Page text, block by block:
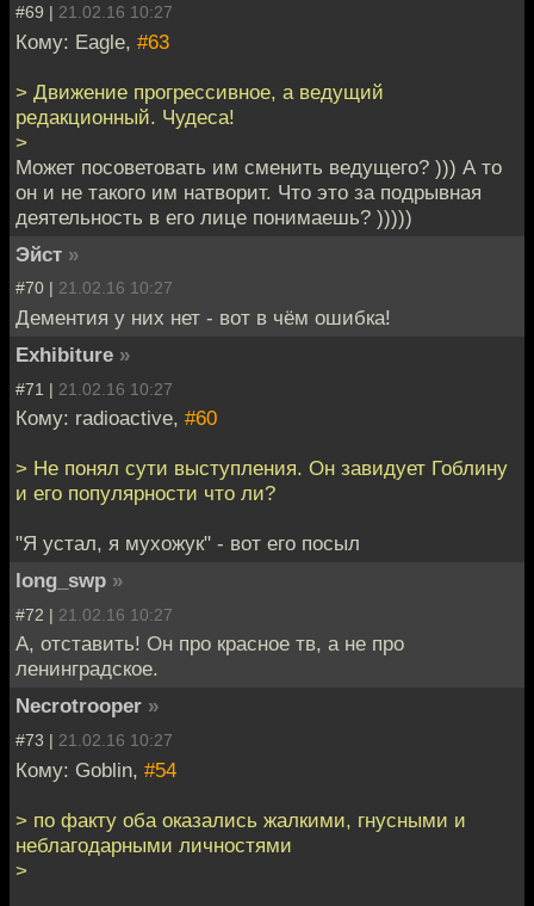
#69 | 21.02.16 10:27
Кому: Eagle, #63
> Движение прогрессивное, а ведущий
редакционный. Чудеса!
>
Может посоветовать им сменить ведущего? ))) А то
он и не такого им натворит. Что это за подрывная
деятельность в его лице понимаешь? )))))
Эйст »
#70 | 21.02.16 10:27
Дементия у них нет - вот в чём ошибка!
Exhibiture »
#71 | 21.02.16 10:27
Кому: radioactive, #60
> Не понял сути выступления. Он завидует Гоблину
и его популярности что ли?
"Я устал, я мухожук" - вот его посыл
long_swp »
#72 | 21.02.16 10:27
А, отставить! Он про красное тв, а не про
ленинградское.
Necrotrooper »
#73 | 21.02.16 10:27
Кому: Goblin, #54
> по факту оба оказались жалкими, гнусными и
неблагодарными личностями
>